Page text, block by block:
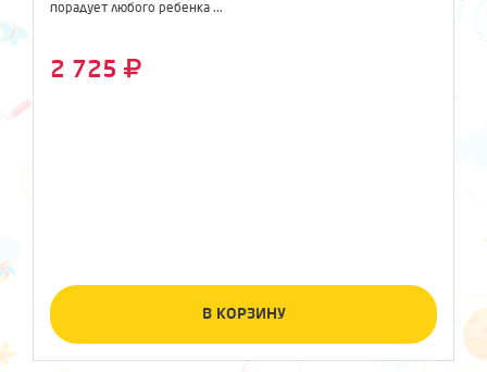
порадует любого ребенка ...
2 725
В КОРЗИНУ